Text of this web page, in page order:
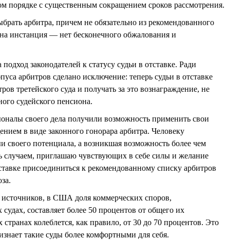
порядке с существенным сокращением сроков рассмотрения.
арбитра, причем не обязательно из рекомендованного
инстанция — нет бесконечного обжалования и
законодателей к статусу судьи в отставке. Ради
арбитров сделано исключение: теперь судьи в отставке
третейского суда и получать за это вознаграждение, не
судейского пенсиона.
своего дела получили возможность применить свои
в виде законного гонорара арбитра. Человеку
своего потенциала, а возникшая возможность более чем
случаем, приглашаю чувствующих в себе силы и желание
присоединиться к рекомендованному списку арбитров
в США доля коммерческих споров,
составляет более 50 процентов от общего их
колеблется, как правило, от 30 до 70 процентов. Это
такие суды более комфортными для себя.